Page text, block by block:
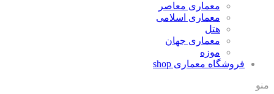
معماری معاصر
معماری اسلامی
هتل
معماری جهان
موزه
فروشگاه معماری shop
منو